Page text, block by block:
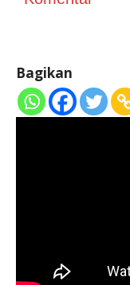
Bagikan